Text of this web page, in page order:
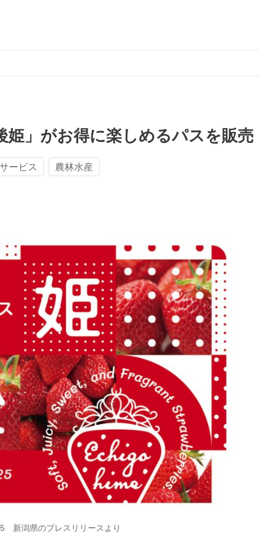
姫」がお得に楽しめるパスを販売
ービス 農林水産
新潟県のプレスリリースより